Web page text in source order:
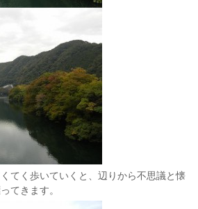
てく歩いていくと、辺りから不思議と懐
てきます。